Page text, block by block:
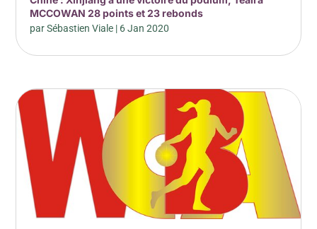
MCCOWAN 28 points et 23 rebonds
parSébastien Viale | 6 Jan 2020